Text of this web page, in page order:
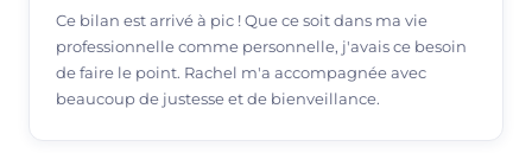
Ce bilan est arrivé à pic ! Que ce soit dans ma vie
professionnelle comme personnelle, j'avais ce besoin
de faire le point. Rachel m'a accompagnée avec
beaucoup de justesse et de bienveillance.